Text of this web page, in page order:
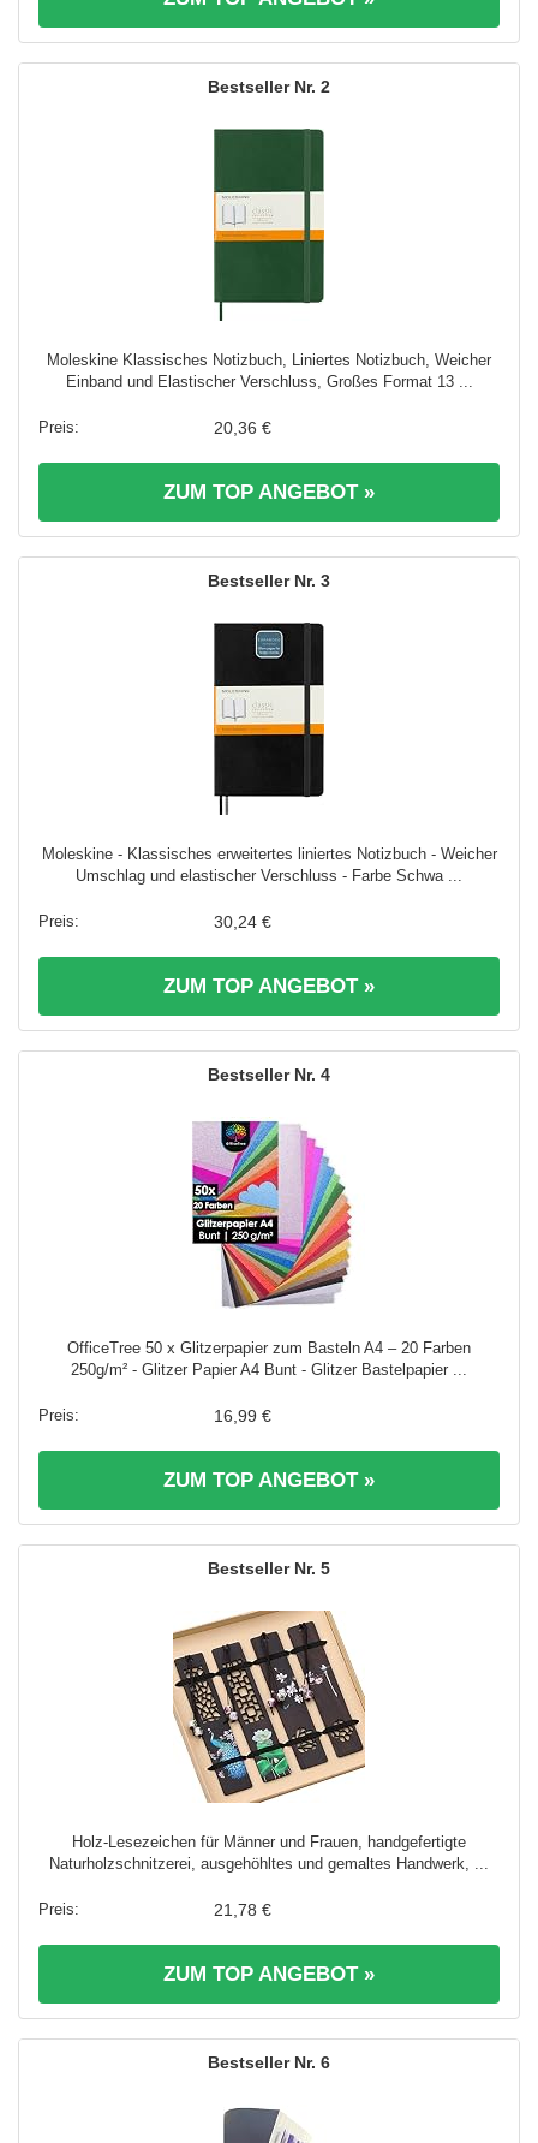
2
Moleskine Klassisches Notizbuch, Liniertes Notizbuch, Weicher
Einband und Elastischer Verschluss, Großes Format 13 ...
20,36 €
ZUM TOP ANGEBOT »
3
Moleskine - Klassisches erweitertes liniertes Notizbuch - Weicher
Umschlag und elastischer Verschluss - Farbe Schwa ...
30,24 €
ZUM TOP ANGEBOT »
4
OfficeTree 50 x Glitzerpapier zum Basteln A4 – 20 Farben
250g/m² - Glitzer Papier A4 Bunt - Glitzer Bastelpapier ...
16,99 €
ZUM TOP ANGEBOT »
5
Holz-Lesezeichen für Männer und Frauen, handgefertigte
Naturholzschnitzerei, ausgehöhltes und gemaltes Handwerk, ...
21,78 €
ZUM TOP ANGEBOT »
6